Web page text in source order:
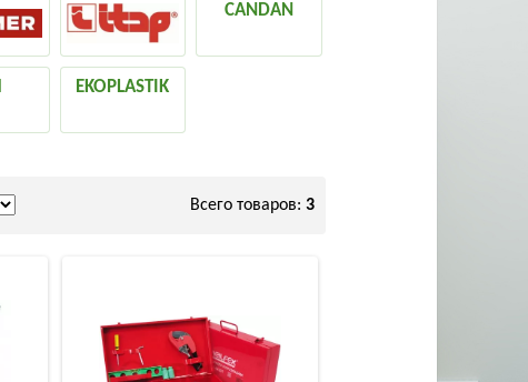
CANDAN
EKOPLASTIK
Всего товаров: 3